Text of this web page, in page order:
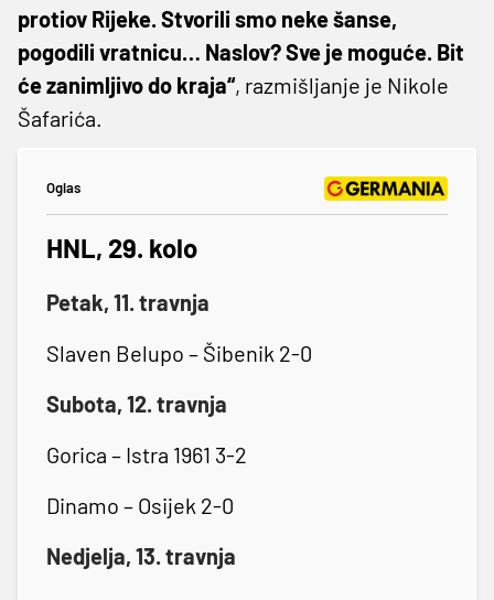
protiov Rijeke. Stvorili smo neke šanse,
pogodili vratnicu… Naslov? Sve je moguće. Bit
će zanimljivo do kraja“, razmišljanje je Nikole
Šafarića.
Oglas
HNL, 29. kolo
Petak, 11. travnja
Slaven Belupo – Šibenik 2-0
Subota, 12. travnja
Gorica – Istra 1961 3-2
Dinamo – Osijek 2-0
Nedjelja, 13. travnja